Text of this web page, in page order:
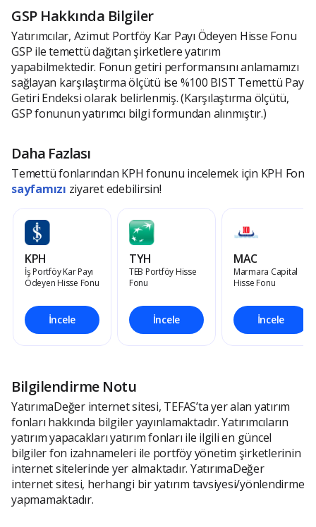
GSP Hakkında Bilgiler
Yatırımcılar, Azimut Portföy Kar Payı Ödeyen Hisse Fonu
GSP ile temettü dağıtan şirketlere yatırım
yapabilmektedir. Fonun getiri performansını anlamamızı
sağlayan karşılaştırma ölçütü ise %100 BIST Temettü Pay
Getiri Endeksi olarak belirlenmiş. (Karşılaştırma ölçütü,
GSP fonunun yatırımcı bilgi formundan alınmıştır.)
Daha Fazlası
Temettü fonlarından KPH fonunu incelemek için KPH Fon
sayfamızı ziyaret edebilirsin!
KPH
İş Portföy Kar Payı
Ödeyen Hisse Fonu
İncele
TYH
TEB Portföy Hisse
Fonu
İncele
MAC
Marmara Capital
Hisse Fonu
İncele
Bilgilendirme Notu
YatırımaDeğer internet sitesi, TEFAS’ta yer alan yatırım
fonları hakkında bilgiler yayınlamaktadır. Yatırımcıların
yatırım yapacakları yatırım fonları ile ilgili en güncel
bilgiler fon izahnameleri ile portföy yönetim şirketlerinin
internet sitelerinde yer almaktadır. YatırımaDeğer
internet sitesi, herhangi bir yatırım tavsiyesi/yönlendirme
yapmamaktadır.